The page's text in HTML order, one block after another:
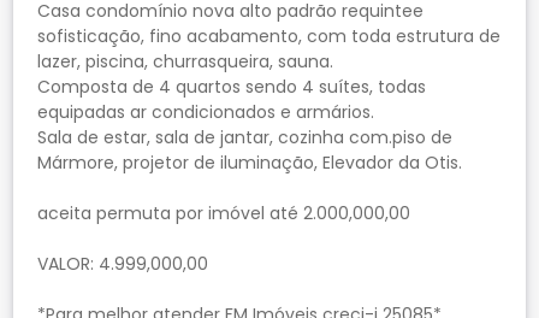
Casa condomínio nova alto padrão requintee
sofisticação, fino acabamento, com toda estrutura de
lazer, piscina, churrasqueira, sauna.
Composta de 4 quartos sendo 4 suítes, todas
equipadas ar condicionados e armários.
Sala de estar, sala de jantar, cozinha com.piso de
Mármore, projetor de iluminação, Elevador da Otis.
aceita permuta por imóvel até 2.000,000,00
VALOR: 4.999,000,00